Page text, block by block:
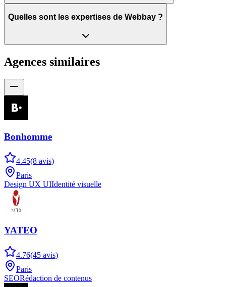
Quelles sont les expertises de Webbay ?
Agences similaires
Bonhomme
4.45(8 avis)
Paris
Design UX UIIdentité visuelle
YATEO
4.76(45 avis)
Paris
SEORédaction de contenus